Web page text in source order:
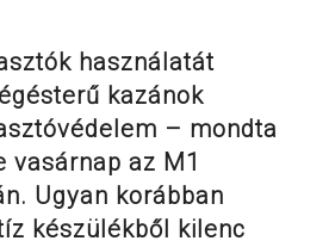
használatát
kazánok
– mondta
vasárnap az M1
Ugyan korábban
készülékből kilenc